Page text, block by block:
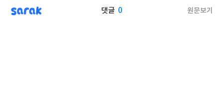
sarak 댓글 0 원문보기